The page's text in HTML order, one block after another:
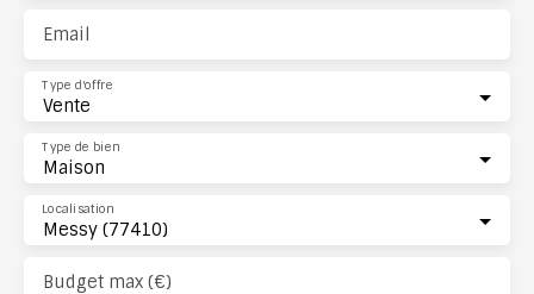
Email
Vente
Type d'offre
Maison
Type de bien
Messy (77410)
Localisation
Budget max (€)